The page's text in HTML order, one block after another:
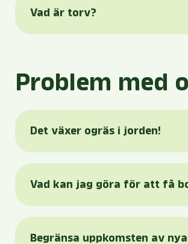
Vad är torv?
Problem med
Det växer ogräs i jorden!
Vad kan jag göra för att få
Begränsa uppkomsten av